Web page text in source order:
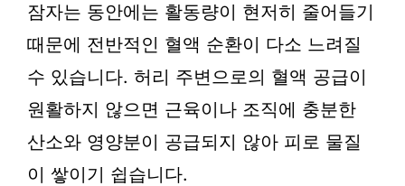
잠자는 동안에는 활동량이 현저히 줄어들기
때문에 전반적인 혈액 순환이 다소 느려질
수 있습니다. 허리 주변으로의 혈액 공급이
원활하지 않으면 근육이나 조직에 충분한
산소와 영양분이 공급되지 않아 피로 물질
이 쌓이기 쉽습니다.